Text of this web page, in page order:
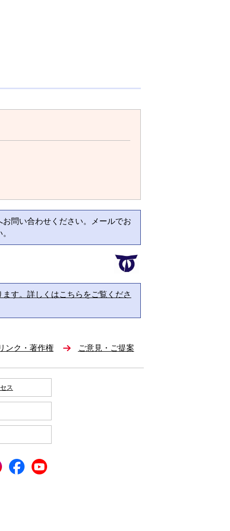
問い合わせください。メールでお
す。詳しくはこちらをご覧くださ
ンク・著作権 ご意見・ご提案
ス